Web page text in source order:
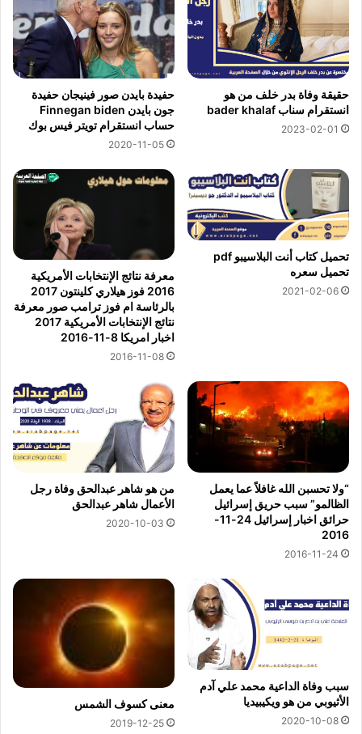
حقيقة وفاة بدر خلف من هو
انستقرام سناب bader khalaf
2023-02-01
حفيدة بايدن صور فينيجان حفيدة
جون بايدن Finnegan biden
حساب انستقرام تويتر فيس بوك
2020-11-05
تحميل كتاب أنت البلاسيبو pdf
تحميل سعره
2021-02-06
معرفة نتائج الإنتخابات الأمريكية
2016 فوز هيلاري كلينتون 2017
بالرئاسة ام فوز ترامب صور معرفة
نتائج الإنتخابات الأمريكية 2017
اخبار امريكا 8-11-2016
2016-11-08
“ولا تحسبن الله غافلاً عما يعمل
الظالمو” سبب حريق إسرائيل
حرائق اخبار إسرائيل 24-11-
2016
2016-11-24
من هو شاهر عبدالحق وفاة رجل
الأعمال شاهر عبدالحق
2020-10-03
سبب وفاة الداعية محمد علي آدم
الأثيوبي من هو ويكيبيديا
2020-10-08
معنى كسوف الشمس
2019-12-25